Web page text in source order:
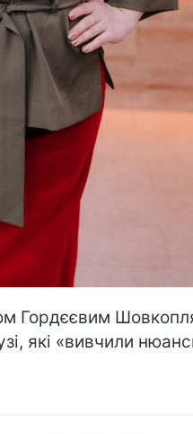
Гордєєвим
які «вивчили